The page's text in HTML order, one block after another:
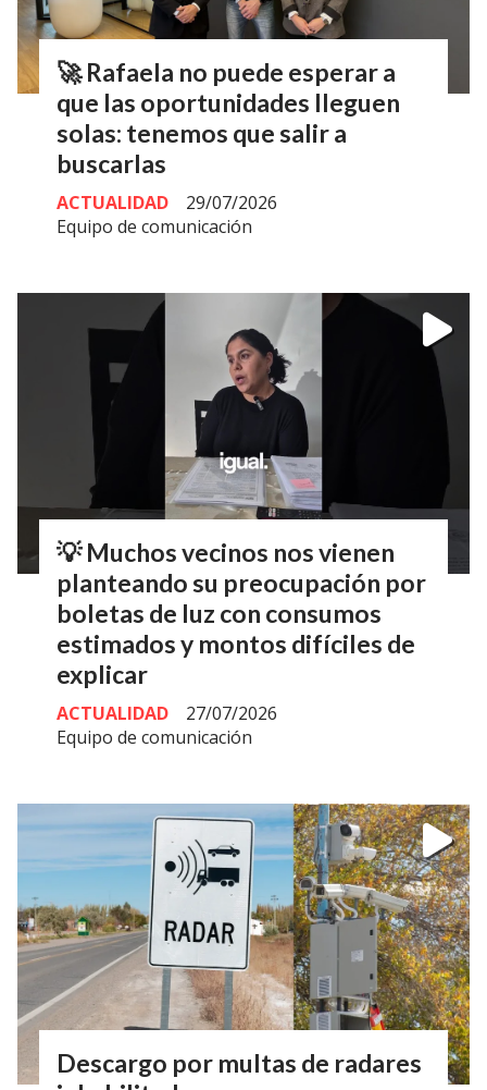
🚀 Rafaela no puede esperar a
que las oportunidades lleguen
solas: tenemos que salir a
buscarlas
Equipo de comunicación
ACTUALIDAD 29/07/2026
💡 Muchos vecinos nos vienen
planteando su preocupación por
boletas de luz con consumos
estimados y montos difíciles de
explicar
Equipo de comunicación
ACTUALIDAD 27/07/2026
Descargo por multas de radares